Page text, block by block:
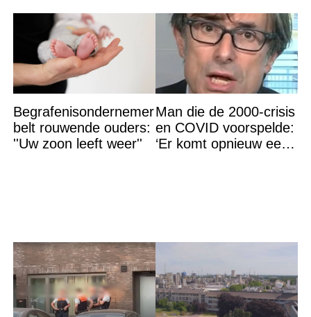
Begrafenisondernemer
belt rouwende ouders:
''Uw zoon leeft weer''
Man die de 2000-crisis
en COVID voorspelde:
‘Er komt opnieuw een